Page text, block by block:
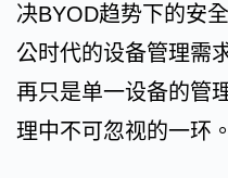
决BYOD趋势下的安
公时代的设备管理需
再只是单一设备的管
理中不可忽视的一环。